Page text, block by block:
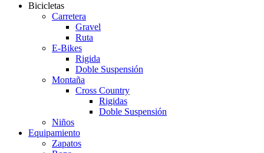
Bicicletas
Carretera
Gravel
Ruta
E-Bikes
Rigida
Doble Suspensión
Montaña
Cross Country
Rigidas
Doble Suspensión
Niños
Equipamiento
Zapatos